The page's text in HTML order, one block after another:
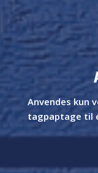
Anvendes kun
tagpaptage til